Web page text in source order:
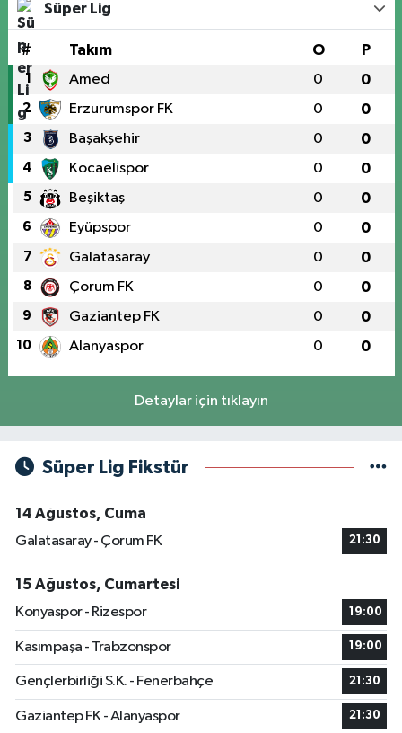
Süper Lig
# Takım O P
1 Amed 0 0
2 Erzurumspor FK 0 0
3 Başakşehir 0 0
4 Kocaelispor 0 0
5 Beşiktaş 0 0
6 Eyüpspor 0 0
7 Galatasaray 0 0
8 Çorum FK 0 0
9 Gaziantep FK 0 0
10 Alanyaspor 0 0
Detaylar için tıklayın
Süper Lig Fikstür
14 Ağustos, Cuma
Galatasaray - Çorum FK
21:30
15 Ağustos, Cumartesi
Konyaspor - Rizespor
19:00
Kasımpaşa - Trabzonspor 19:00
Gençlerbirliği S.K. - Fenerbahçe 21:30
Gaziantep FK - Alanyaspor 21:30